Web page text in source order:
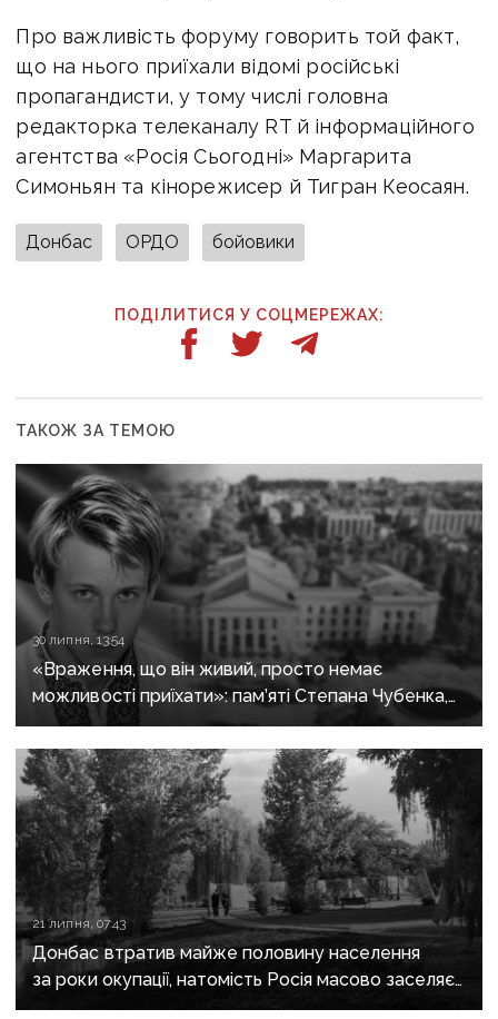
Про важливість форуму говорить той факт,
що на нього приїхали відомі російські
пропагандисти, у тому числі головна
редакторка телеканалу RT й інформаційного
агентства «Росія Сьогодні» Маргарита
Симоньян та кінорежисер й Тигран Кеосаян.
Донбас ОРДО бойовики
ПОДІЛИТИСЯ У СОЦМЕРЕЖАХ:
ТАКОЖ ЗА ТЕМОЮ
30 липня, 13:54
«Враження, що він живий, просто немає
можливості приїхати»: пам’яті Степана Чубенка,
якого закатували бойовики за любов до України
21 липня, 07:43
Донбас втратив майже половину населення
за роки окупації, натомість Росія масово заселяє
регіон своїми громадянами — ГУР